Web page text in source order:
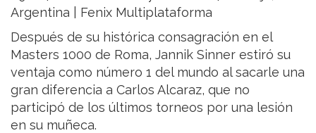
Argentina | Fenix Multiplataforma
Después de su histórica consagración en el
Masters 1000 de Roma, Jannik Sinner estiró su
ventaja como número 1 del mundo al sacarle una
gran diferencia a Carlos Alcaraz, que no
participó de los últimos torneos por una lesión
en su muñeca.